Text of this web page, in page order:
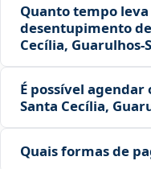
Quanto tempo
desentupimento
Cecília,
É possível
Santa Cecília,
Quais formas de